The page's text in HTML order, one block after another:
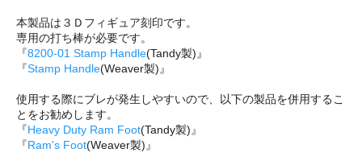
本製品は３Ｄフィギュア刻印です。
専用の打ち棒が必要です。
『8200-01 Stamp Handle(Tandy製)』
『Stamp Handle(Weaver製)』
使用する際にブレが発生しやすいので、以下の製品を併用するこ
とをお勧めします。
『Heavy Duty Ram Foot(Tandy製)』
『Ram's Foot(Weaver製)』